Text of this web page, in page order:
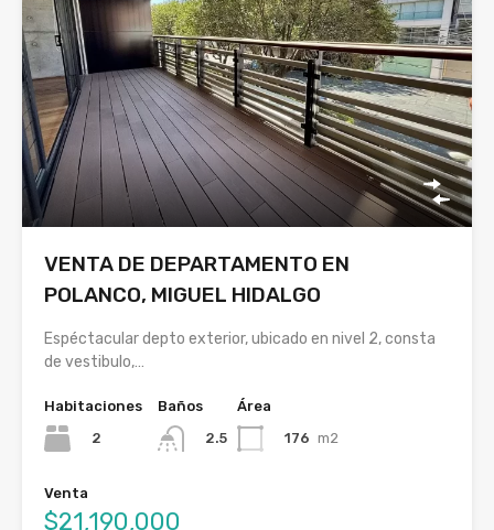
VENTA DE DEPARTAMENTO EN
POLANCO, MIGUEL HIDALGO
Espéctacular depto exterior, ubicado en nivel 2, consta
de vestibulo,…
Habitaciones
2
Baños
2.5
Área
176 m2
Venta
$21,190,000